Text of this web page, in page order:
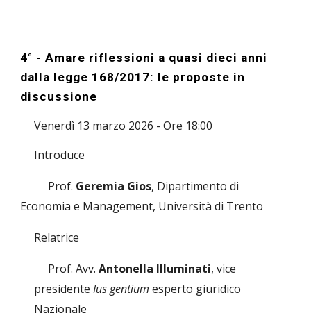
4° - Amare riflessioni a quasi dieci anni
dalla legge 168/2017: le proposte in
discussione
Venerdì 13 marzo 2026 - Ore 18:00
Introduce
Prof. Geremia Gios, Dipartimento di
Economia e Management, Università di Trento
Relatrice
Prof. Avv.Antonella Illuminati, vice
presidenteIus gentiumesperto giuridico
Nazionale